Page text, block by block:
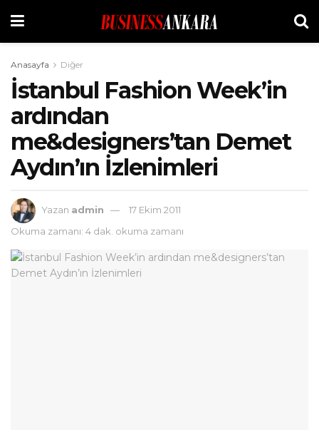
Anasayfa Diğer
İstanbul Fashion Week’in
ardından
me&designers’tan Demet
Aydın’ın İzlenimleri
Yazan admin
17 Ekim 2011
Okuma zamanı: 4 dak. okuma zamanı